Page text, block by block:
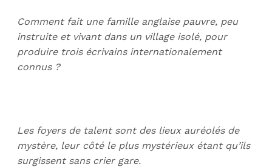
Comment fait une famille anglaise pauvre, peu
instruite et vivant dans un village isolé, pour
produire trois écrivains internationalement
connus ?
Les foyers de talent sont des lieux auréolés de
mystère, leur côté le plus mystérieux étant qu’ils
surgissent sans crier gare.